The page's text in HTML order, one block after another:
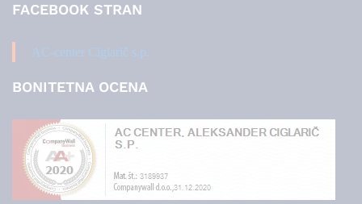
FACEBOOK STRAN
AC-center Ciglarič s.p.
BONITETNA OCENA